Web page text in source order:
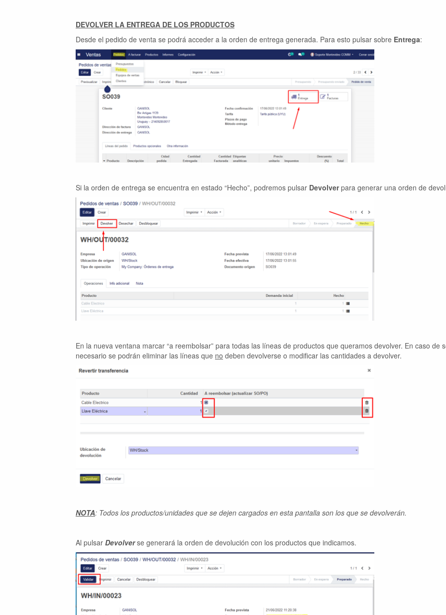
DEVOLVER LA ENTREGA DE LOS PRODUCTOS
Desde el pedido de venta se podrá acceder a la orden de entrega generada. Para esto pulsar sobre Entrega:
Si la orden de entrega se encuentra en estado “Hecho”, podremos pulsar Devolverpara generar una orden de
En la nueva ventana marcar “a reembolsar” para todas las líneas de productos que queramos devolver. En caso de
necesario se podrán eliminar las líneas que no deben devolverse o modificar las cantidades a devolver.
NOTA: Todos los productos/unidades que se dejen cargados en esta pantalla son los que se devolverán.
Al pulsar Devolverse generará la orden de devolución con los productos que indicamos.